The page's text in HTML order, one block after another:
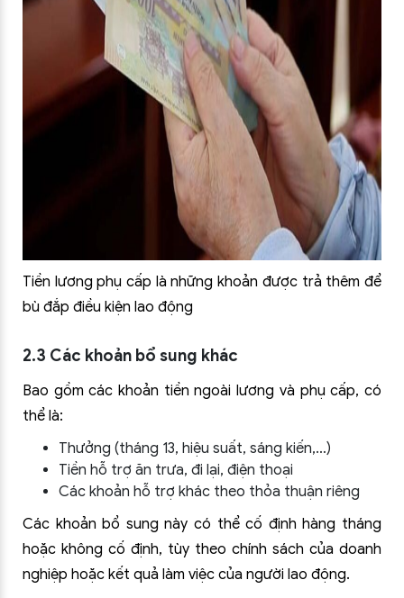
Tiền lương phụ cấp là những khoản được trả thêm để
bù đắp điều kiện lao động
2.3 Các khoản bổ sung khác
Bao gồm các khoản tiền ngoài lương và phụ cấp, có
thể là:
Thưởng (tháng 13, hiệu suất, sáng kiến,…)
Tiền hỗ trợ ăn trưa, đi lại, điện thoại
Các khoản hỗ trợ khác theo thỏa thuận riêng
Các khoản bổ sung này có thể cố định hàng tháng
hoặc không cố định, tùy theo chính sách của doanh
nghiệp hoặc kết quả làm việc của người lao động.